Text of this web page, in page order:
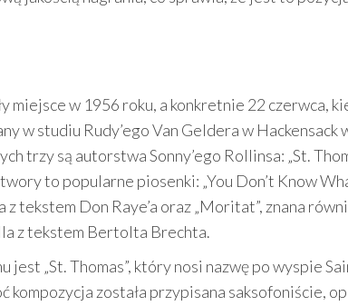
miejsce w 1956 roku, a konkretnie 22 czerwca,
w studiu Rudy’ego Van Geldera w Hackensack
trzy są autorstwa Sonny’ego Rollinsa: „St.
to popularne piosenki: „You Don’t Know
z tekstem Don Raye’a oraz „Moritat”, znana
z tekstem Bertolta Brechta.
„St. Thomas”, który nosi nazwę po wyspie
kompozycja została przypisana saksofoniście,